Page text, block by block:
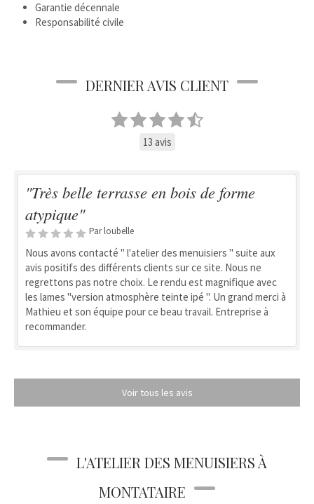
Garantie décennale
Responsabilité civile
DERNIER AVIS CLIENT
13 avis
"Très belle terrasse en bois de forme
atypique"
Par loubelle
Nous avons contacté " l'atelier des menuisiers " suite aux
avis positifs des différents clients sur ce site. Nous ne
regrettons pas notre choix. Le rendu est magnifique avec
les lames "version atmosphère teinte ipé ". Un grand merci à
Mathieu et son équipe pour ce beau travail. Entreprise à
recommander.
Voir tous les avis
L'ATELIER DES MENUISIERS À
MONTATAIRE